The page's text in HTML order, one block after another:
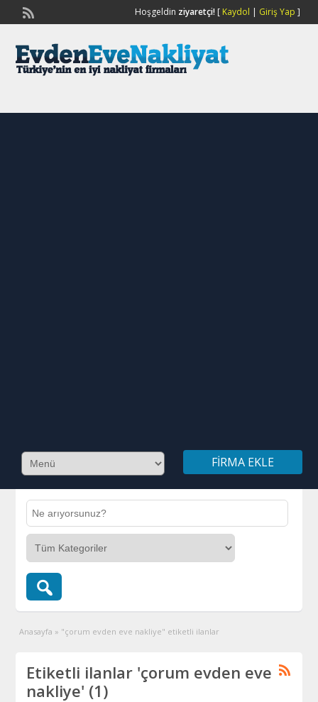
Hoşgeldin ziyaretçi![ Kaydol | Giriş Yap ]
FIRMA EKLE
Anasayfa » "çorum evden eve nakliye" etiketli ilanlar
Etiketli ilanlar 'çorum evden eve
nakliye' (1)